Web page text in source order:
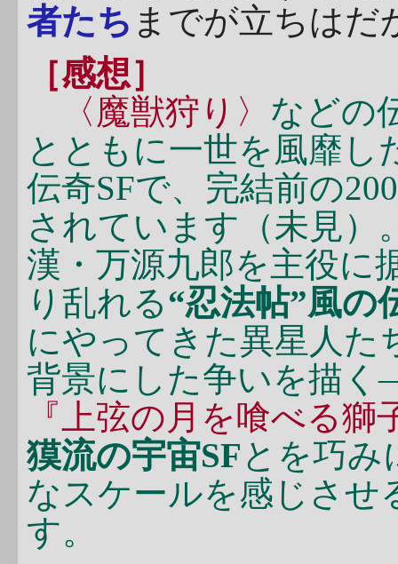
者たち までが立ちは
［感想］
〈魔獣狩り〉 などの
とともに一世を風靡し
伝奇SFで、完結前の
されています（未見）
漢・万源九郎を主役に
り乱れる“忍法帖”風の
にやってきた異星人た
背景にした争いを描
『上弦の月を喰べる獅
獏流の宇宙SFとを巧み
なスケールを感じさせ
す。